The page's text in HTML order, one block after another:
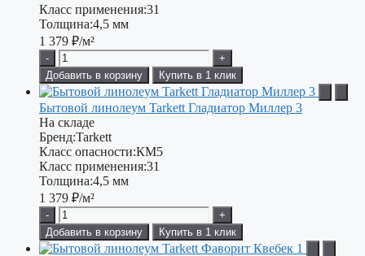
Класс применения:31
Толщина:4,5 мм
1 379 ₽/м²
-
+
Добавить в корзину
Купить в 1 клик
Бытовой линолеум Tarkett Гладиатор Миллер 3
На складе
Бренд:Tarkett
Класс опасности:КМ5
Класс применения:31
Толщина:4,5 мм
1 379 ₽/м²
-
+
Добавить в корзину
Купить в 1 клик